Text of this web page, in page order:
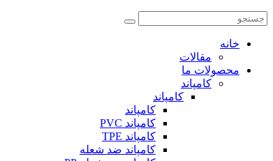
خانه
مقالات
محصولات ما
کامپاند
کامپاند
کامپاند
کامپاند PVC
کامپاند TPE
کامپاند ضد شعله